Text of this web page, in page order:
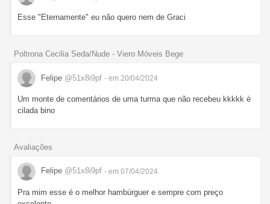
Esse "Eternamente" eu não quero nem de Graci
Poltrona Cecilia Seda/Nude - Viero Móveis Bege
Felipe @51x8i9pf - em 20/04/2024
Um monte de comentários de uma turma que não recebeu kkkkk é
cilada bino
Avaliações
Felipe @51x8i9pf - em 07/04/2024
Pra mim esse é o melhor hambúrguer e sempre com preço